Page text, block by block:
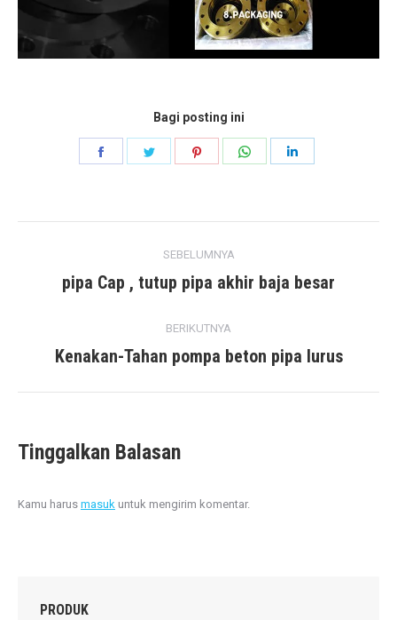
Bagi posting ini
Bagikan Bagikan Bagikan Bagikan
navigasi
SEBELUMNYA
posting
pipa Cap , tutup pipa akhir baja besar
BERIKUTNYA
posting
Kenakan-Tahan pompa beton pipa lurus
Tinggalkan Balasan
Kamu harus masuk untuk mengirim komentar.
PRODUK